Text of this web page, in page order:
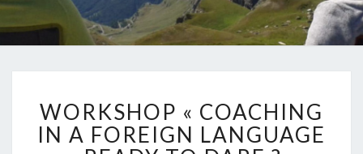
O
R
K
WORKSHOP « COACHING
IN A FOREIGN LANGUAGE